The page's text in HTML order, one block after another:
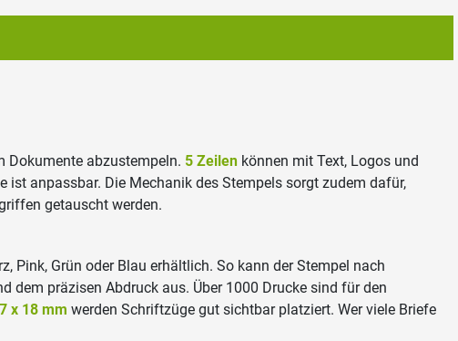
Dokumente abzustempeln. 5 Zeilen können mit Text, Logos und
anpassbar. Die Mechanik des Stempels sorgt zudem dafür,
getauscht werden.
Pink, Grün oder Blau erhältlich. So kann der Stempel nach
dem präzisen Abdruck aus. Über 1000 Drucke sind für den
x 18 mm werden Schriftzüge gut sichtbar platziert. Wer viele Briefe